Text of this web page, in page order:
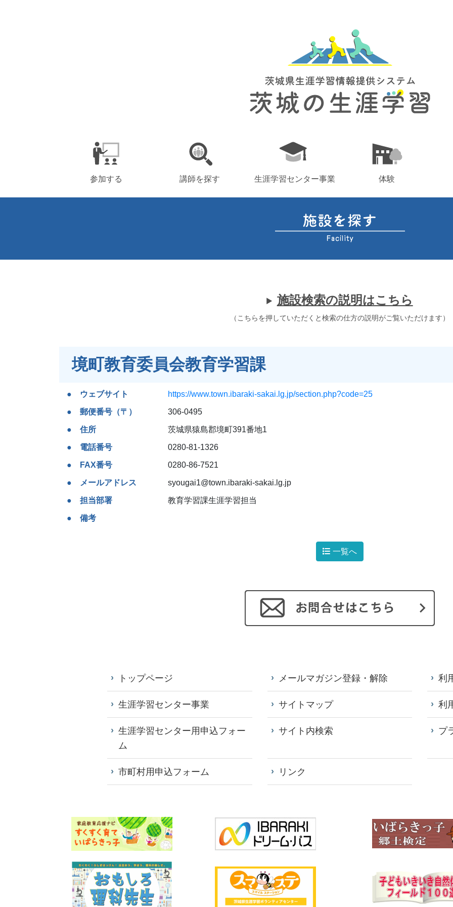
参加する 講師を探す 生涯学習センター事業 体験
施設検索の説明はこちら
（こちらを押していただくと検索の仕方の説明がご覧いただけます）
境町教育委員会教育学習課
ウェブサイト https://www.town.ibaraki-sakai.lg.jp/section.php?code=25
郵便番号（〒） 306-0495
住所 茨城県猿島郡境町391番地1
電話番号 0280-81-1326
FAX番号 0280-86-7521
メールアドレス syougai1@town.ibaraki-sakai.lg.jp
担当部署 教育学習課生涯学習担当
備考
一覧へ
トップページ
生涯学習センター事業
生涯学習センター用申込フォー
ム
市町村用申込フォーム
メールマガジン登録・解除
サイトマップ
サイト内検索
リンク
利
利
プ